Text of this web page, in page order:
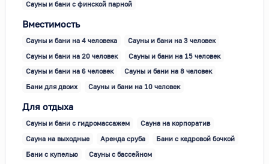
Сауны и бани с финской парной
Вместимость
Сауны и бани на 4 человека
Сауны и бани на 3 человек
Сауны и бани на 20 человек
Сауны и бани на 15 человек
Сауны и бани на 6 человек
Сауны и бани на 8 человек
Бани для двоих
Сауны и бани на 10 человек
Для отдыха
Сауны и бани с гидромассажем
Сауна на корпоратив
Сауна на выходные
Аренда сруба
Бани с кедровой бочкой
Бани с купелью
Сауны с бассейном